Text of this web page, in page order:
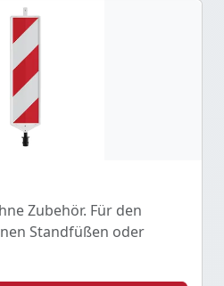
Zubehör. Für den
Standfüßen oder